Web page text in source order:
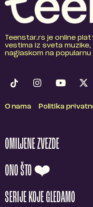
Teenstar.rs je online
vestima iz sveta
naglaskom na
O nama Politika
OMILJENE ZVEZDE
ONO ŠTO ❤️
SERIJE KOJE GLEDAMO